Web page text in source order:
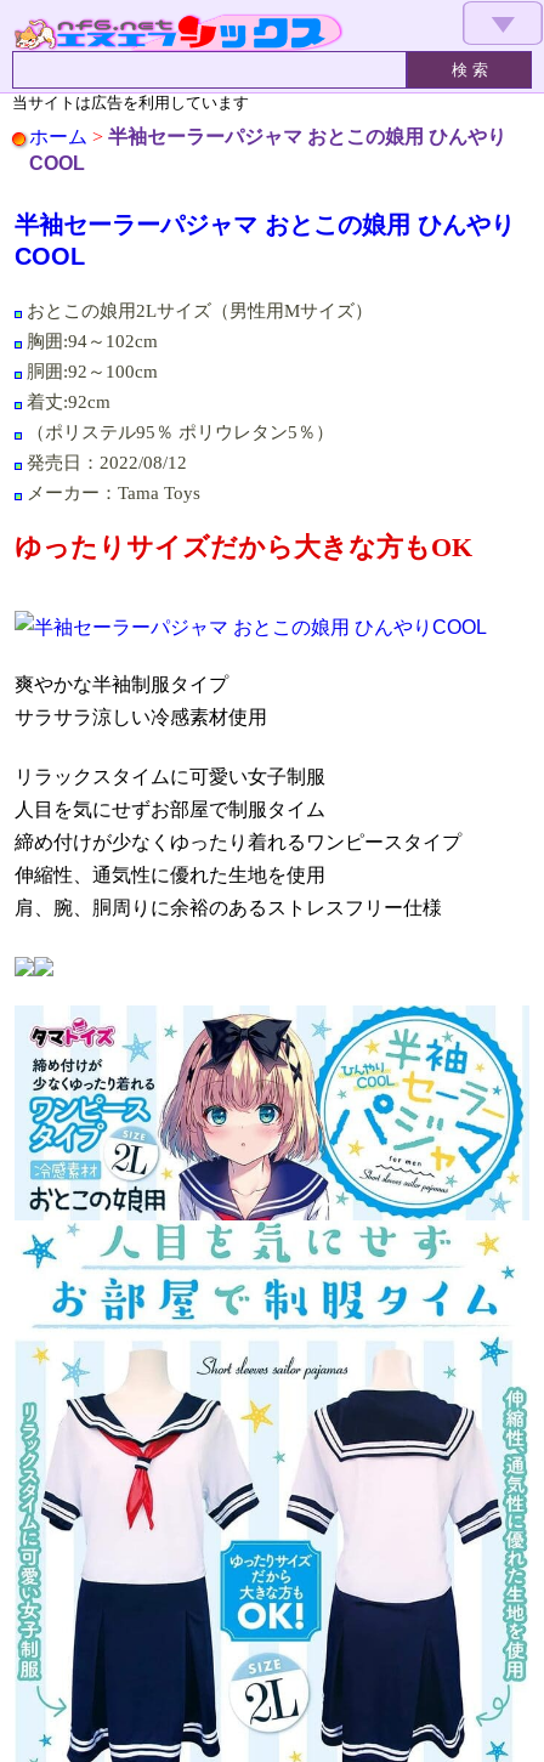
▼
当サイトは広告を利用しています
ホーム > 半袖セーラーパジャマ おとこの娘用 ひんやり
COOL
半袖セーラーパジャマ おとこの娘用 ひんやり
COOL
おとこの娘用2Lサイズ（男性用Mサイズ）
胸囲:94～102cm
胴囲:92～100cm
着丈:92cm
（ポリステル95％ ポリウレタン5％）
発売日：2022/08/12
メーカー：Tama Toys
ゆったりサイズだから大きな方もOK
爽やかな半袖制服タイプ
サラサラ涼しい冷感素材使用
リラックスタイムに可愛い女子制服
人目を気にせずお部屋で制服タイム
締め付けが少なくゆったり着れるワンピースタイプ
伸縮性、通気性に優れた生地を使用
肩、腕、胴周りに余裕のあるストレスフリー仕様